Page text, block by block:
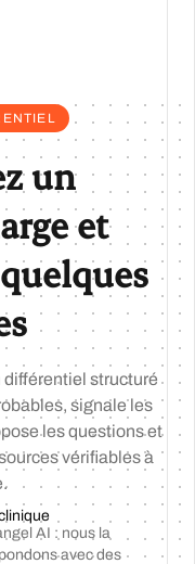
un
et
structuré
signale les
les questions et
vérifiables à
AI : nous la
avec des